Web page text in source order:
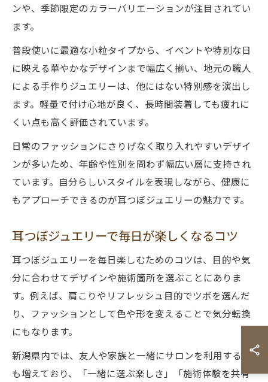
ンや、季節限定のカラーバリエーションが注目されてい
ます。
普段使いに最適な小粒タイプから、イベントや特別な日
に映える華やかなデザインまで幅広く揃い、地元の職人
による手作りジュエリーは、他にはない特別感を演出し
ます。軽量で付け心地が良く、長時間装着しても疲れに
くい点も高く評価されています。
日常のファッションにさりげなく取り入れやすいデザイ
ンが多いため、年齢や性別を問わず幅広い層に支持され
ています。自分らしいスタイルを表現しながら、健康に
もアプローチできるのが耳つぼジュエリーの魅力です。
耳つぼジュエリーで毎日が楽しくなるコツ
耳つぼジュエリーを毎日楽しむためのコツは、目的や気
分に合わせてデザインや施術箇所を選ぶことにありま
す。例えば、肩こりやリフレッシュ目的でツボを選んだ
り、ファッションとして色や形を変えることで気分転換
にもなります。
新潟県内では、友人や家族と一緒にサロンを利用する方
も増えており、「一緒に選ぶ楽しさ」「施術体験を共有